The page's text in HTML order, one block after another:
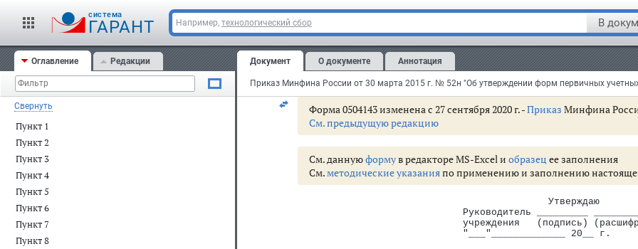
cистема
ГАРАНТ Например, технологический сбор В
Оглавление Редакции
Свернуть
Пункт 1
Пункт 2
Пункт 3
Пункт 4
Пункт 5
Пункт 6
Пункт 7
Пункт 8
Документ О документе Аннотация
Исполнитель ___________ _________ ______________
(должность) (подпись)  (расшифровка    лицо
подписи)
"___"________________ 20___ г.
Форма 0504143 изменена с 27 сентября 2020 г. -Приказ Минфина
См. предыдущую редакцию
См. даннуюформув редакторе MS-Excel и образецее заполнения
См.методические указанияпо применению и заполнению
                                            Утверждаю
Руководитель _________
учреждения   (подпись)
                             "___"_____________ 20__ г.